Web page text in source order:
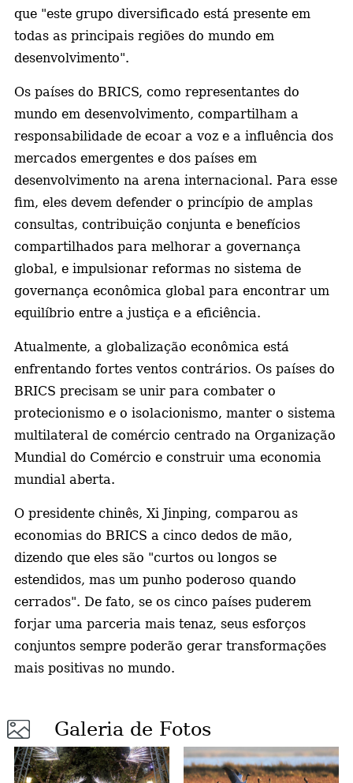
que "este grupo diversificado está presente em
todas as principais regiões do mundo em
desenvolvimento".
Os países do BRICS, como representantes do
mundo em desenvolvimento, compartilham a
responsabilidade de ecoar a voz e a influência dos
mercados emergentes e dos países em
desenvolvimento na arena internacional. Para esse
fim, eles devem defender o princípio de amplas
consultas, contribuição conjunta e benefícios
compartilhados para melhorar a governança
global, e impulsionar reformas no sistema de
governança econômica global para encontrar um
equilíbrio entre a justiça e a eficiência.
Atualmente, a globalização econômica está
enfrentando fortes ventos contrários. Os países do
BRICS precisam se unir para combater o
protecionismo e o isolacionismo, manter o sistema
multilateral de comércio centrado na Organização
Mundial do Comércio e construir uma economia
mundial aberta.
O presidente chinês, Xi Jinping, comparou as
economias do BRICS a cinco dedos de mão,
dizendo que eles são "curtos ou longos se
estendidos, mas um punho poderoso quando
cerrados". De fato, se os cinco países puderem
forjar uma parceria mais tenaz, seus esforços
conjuntos sempre poderão gerar transformações
mais positivas no mundo.
Galeria de Fotos